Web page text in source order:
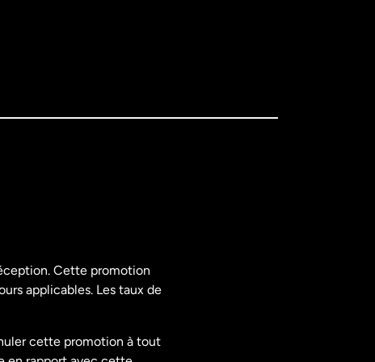
Cette promotion
applicables. Les taux de
cette promotion à tout